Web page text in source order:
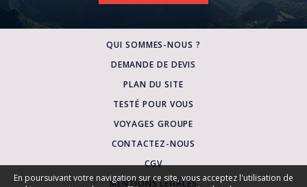
QUI SOMMES-NOUS ?
DEMANDE DE DEVIS
PLAN DU SITE
TESTÉ POUR VOUS
VOYAGES GROUPE
CONTACTEZ-NOUS
CGV
MENTIONS LÉGALES
En poursuivant votre navigation sur ce site, vous acceptez l'utilisation de